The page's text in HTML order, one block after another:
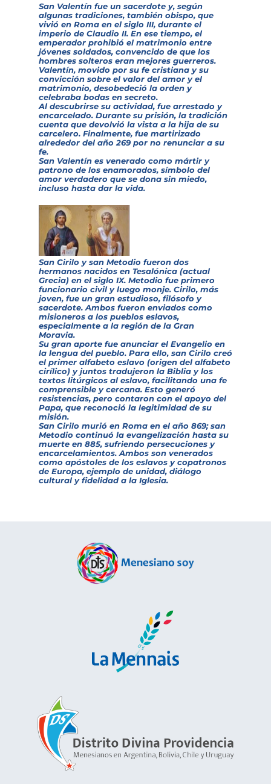
San Valentín fue un sacerdote y, según
algunas tradiciones, también obispo, que
vivió en Roma en el siglo III, durante el
imperio de Claudio II. En ese tiempo, el
emperador prohibió el matrimonio entre
jóvenes soldados, convencido de que los
hombres solteros eran mejores guerreros.
Valentín, movido por su fe cristiana y su
convicción sobre el valor del amor y el
matrimonio, desobedeció la orden y
celebraba bodas en secreto.
Al descubrirse su actividad, fue arrestado y
encarcelado. Durante su prisión, la tradición
cuenta que devolvió la vista a la hija de su
carcelero. Finalmente, fue martirizado
alrededor del año 269 por no renunciar a su
fe.
San Valentín es venerado como mártir y
patrono de los enamorados, símbolo del
amor verdadero que se dona sin miedo,
incluso hasta dar la vida.
San Cirilo y san Metodio fueron dos
hermanos nacidos en Tesalónica (actual
Grecia) en el siglo IX. Metodio fue primero
funcionario civil y luego monje. Cirilo, más
joven, fue un gran estudioso, filósofo y
sacerdote. Ambos fueron enviados como
misioneros a los pueblos eslavos,
especialmente a la región de la Gran
Moravia.
Su gran aporte fue anunciar el Evangelio en
la lengua del pueblo. Para ello, san Cirilo creó
el primer alfabeto eslavo (origen del alfabeto
cirílico) y juntos tradujeron la Biblia y los
textos litúrgicos al eslavo, facilitando una fe
comprensible y cercana. Esto generó
resistencias, pero contaron con el apoyo del
Papa, que reconoció la legitimidad de su
misión.
San Cirilo murió en Roma en el año 869; san
Metodio continuó la evangelización hasta su
muerte en 885, sufriendo persecuciones y
encarcelamientos. Ambos son venerados
como apóstoles de los eslavos y copatronos
de Europa, ejemplo de unidad, diálogo
cultural y fidelidad a la Iglesia.